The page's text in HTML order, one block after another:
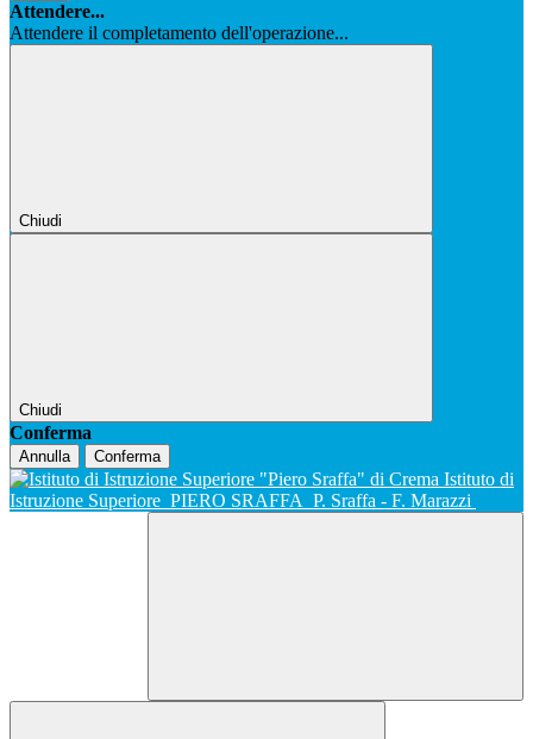
Attendere...
Attendere il completamento dell'operazione...
Chiudi
Chiudi
Conferma
Annulla Conferma
Istituto di
Istruzione Superiore PIERO SRAFFA P. Sraffa - F. Marazzi